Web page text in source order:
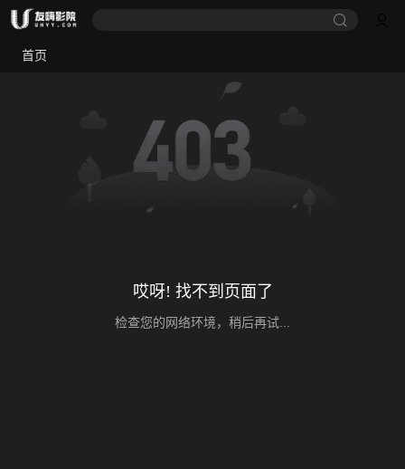
首页
哎呀! 找不到页面了
检查您的网络环境，稍后再试...